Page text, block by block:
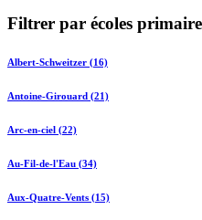
Filtrer par écoles
Albert-Schweitzer (16)
Antoine-Girouard (21)
Arc-en-ciel (22)
Au-Fil-de-l'Eau (34)
Aux-Quatre-Vents (15)